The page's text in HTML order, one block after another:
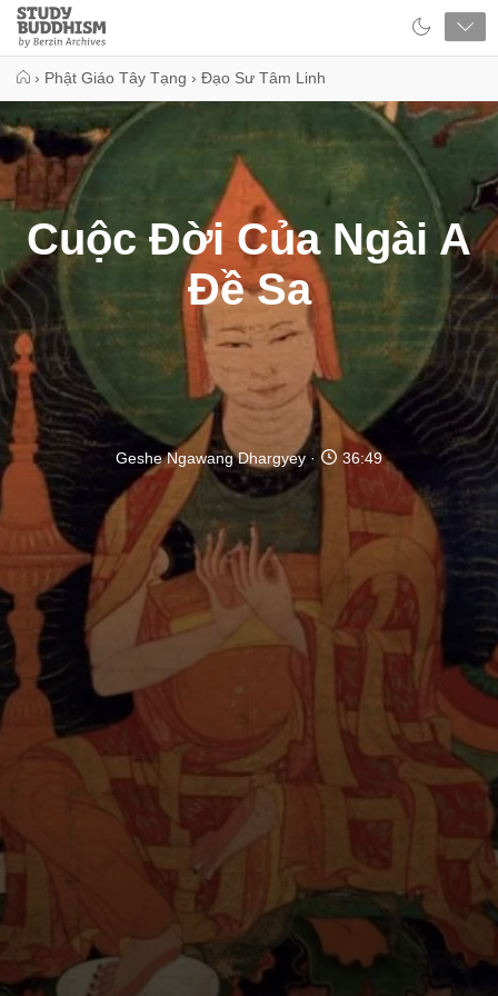
Close
Study
Buddhism
› Phật Giáo Tây Tạng › Đạo Sư Tâm Linh
Cuộc Đời Của Ngài A
Đề Sa
Geshe Ngawang Dhargyey 36:49